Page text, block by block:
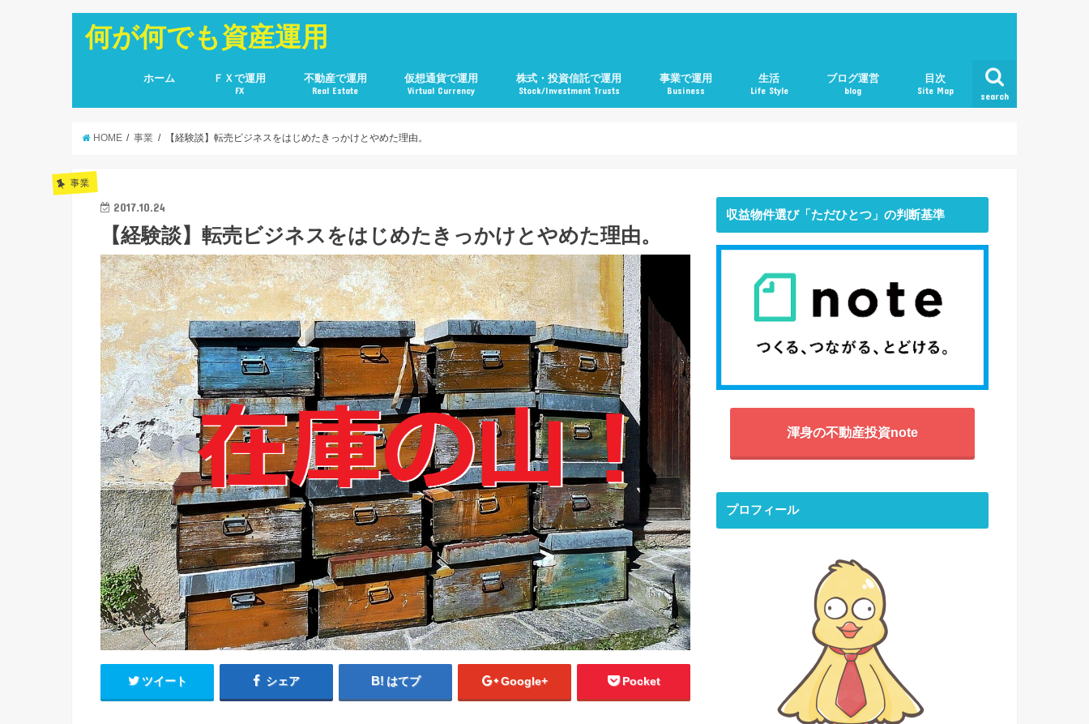
何が何でも資産運用
search
ホーム ＦＸで運用
FX
不動産で運用
Real Estate
仮想通貨で運用
Virtual Currency
株式・投資信託で運用
Stock/Investment Trusts
事業で運用
Business
生活
Life Style
ブログ運営
blog
目次
Site Map
HOME 事業 【経験談】転売ビジネスをはじめたきっかけとやめた理由。
事業
2017.10.24
【経験談】転売ビジネスをはじめたきっかけとやめた理由。
ツイート シェア はてブ Google+ Pocket
収益物件選び「ただひとつ」の判断基準
渾身の不動産投資note
プロフィール